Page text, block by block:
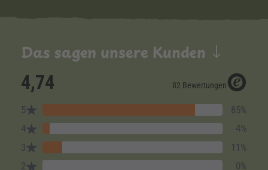
Das sagen unsere Kunden